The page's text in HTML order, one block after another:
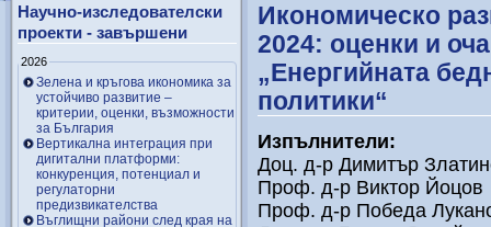
Научно-изследователски
проекти - завършени
2026
Зелена и кръгова икономика за
устойчиво развитие –
критерии, оценки, възможности
за България
Вертикална интеграция при
дигитални платформи:
конкуренция, потенциал и
регулаторни
предизвикателства
Въглищни райони след края на
Икономическо
2024: оценки и
„Енергийната
политики“
Изпълнители:
Доц. д-р Димитър
Проф. д-р Виктор Йоцов
Проф. д-р Победа